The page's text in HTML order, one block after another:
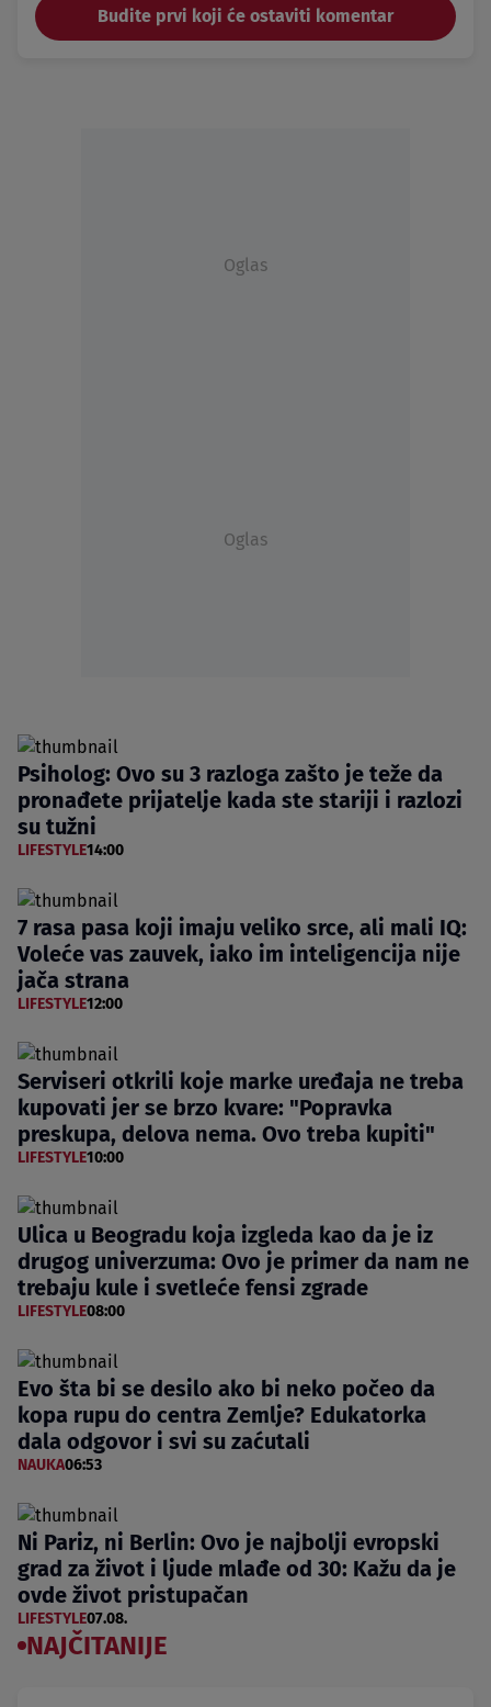
Budite prvi koji će ostaviti komentar
Oglas
Oglas
Psiholog: Ovo su 3 razloga zašto je teže da
pronađete prijatelje kada ste stariji i razlozi
su tužni
LIFESTYLE14:00
7 rasa pasa koji imaju veliko srce, ali mali IQ:
Voleće vas zauvek, iako im inteligencija nije
jača strana
LIFESTYLE12:00
Serviseri otkrili koje marke uređaja ne treba
kupovati jer se brzo kvare: "Popravka
preskupa, delova nema. Ovo treba kupiti"
LIFESTYLE10:00
Ulica u Beogradu koja izgleda kao da je iz
drugog univerzuma: Ovo je primer da nam ne
trebaju kule i svetleće fensi zgrade
LIFESTYLE08:00
Evo šta bi se desilo ako bi neko počeo da
kopa rupu do centra Zemlje? Edukatorka
dala odgovor i svi su zaćutali
NAUKA06:53
Ni Pariz, ni Berlin: Ovo je najbolji evropski
grad za život i ljude mlađe od 30: Kažu da je
ovde život pristupačan
LIFESTYLE07.08.
NAJČITANIJE